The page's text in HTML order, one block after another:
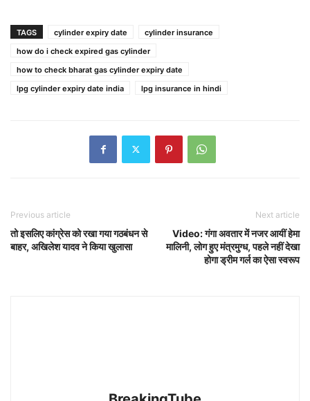
TAGS cylinder expiry date
cylinder insurance
how do i check expired gas cylinder
how to check bharat gas cylinder expiry date
lpg cylinder expiry date india
lpg insurance in hindi
Previous article
तो इसलिए कांग्रेस को रखा गया गठबंधन से
बाहर, अखिलेश यादव ने किया खुलासा
Next article
Video: गंगा अवतार में नजर आयीं हेमा
मालिनी, लोग हुए मंत्रमुग्ध, पहले नहीं देखा
होगा ड्रीम गर्ल का ऐसा स्वरूप